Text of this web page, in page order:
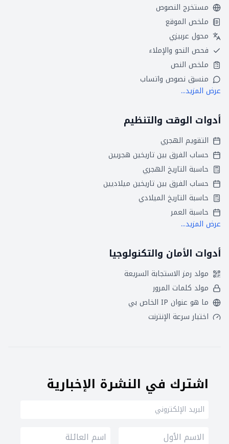
مستخرج النصوص
ملخص الموقع
محول عربيزي
فحص النحو والإملاء
ملخص النص
منسق نصوص واتساب
عرض المزيد...
أدوات الوقت والتنظيم
التقويم الهجري
حساب الفرق بين تاريخين هجريين
حاسبة التاريخ الهجري
حساب الفرق بين تاريخين ميلاديين
حاسبة التاريخ الميلادي
حاسبة العمر
عرض المزيد...
أدوات الأمان والتكنولوجيا
مولد رمز الاستجابة السريعة
مولد كلمات المرور
ما هو عنوان IP الخاص بي
اختبار سرعة الإنترنت
اشترك في النشرة الإخبارية